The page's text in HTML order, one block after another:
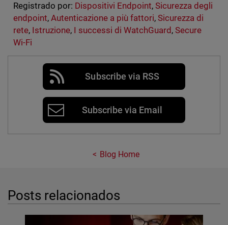
Registrado por: Dispositivi Endpoint,Sicurezza degli
endpoint, Autenticazione a più fattori,Sicurezza di
rete, Istruzione, I successi di WatchGuard ,Secure
Wi-Fi
Subscribe via RSS
Subscribe via Email
Blog Home
Posts relacionados